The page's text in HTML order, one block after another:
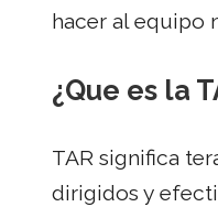
hacer al equipo
¿Que es la
TAR significa
dirigidos y